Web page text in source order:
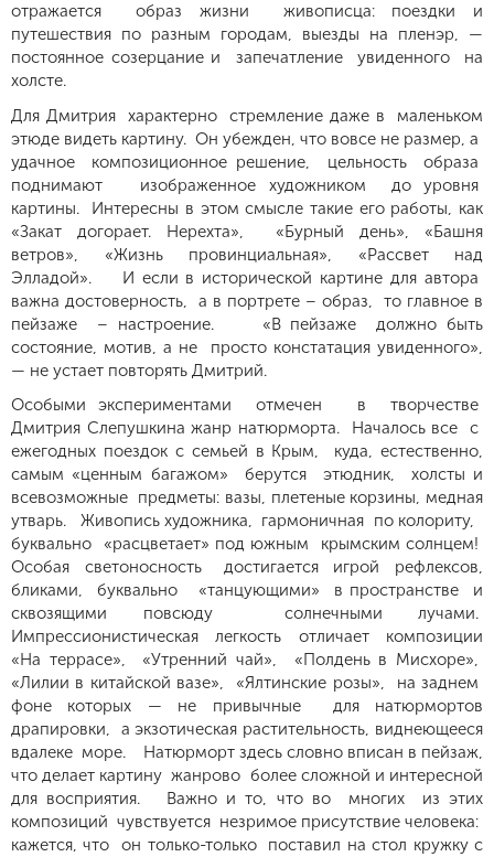
отражается образ жизни живописца: поездки и
путешествия по разным городам, выезды на пленэр, —
постоянное созерцание и запечатление увиденного на
холсте.
Для Дмитрия характерно стремление даже в маленьком
этюде видеть картину. Он убежден, что вовсе не размер, а
удачное композиционное решение, цельность образа
поднимают изображенное художником до уровня
картины. Интересны в этом смысле такие его работы, как
«Закат догорает. Нерехта», «Бурный день», «Башня
ветров», «Жизнь провинциальная», «Рассвет над
Элладой». И если в исторической картине для автора
важна достоверность, а в портрете – образ, то главное в
пейзаже – настроение. «В пейзаже должно быть
состояние, мотив, а не просто констатация увиденного»,
— не устает повторять Дмитрий.
Особыми экспериментами отмечен в творчестве
Дмитрия Слепушкина жанр натюрморта. Началось все с
ежегодных поездок с семьей в Крым, куда, естественно,
самым «ценным багажом» берутся этюдник, холсты и
всевозможные предметы: вазы, плетеные корзины, медная
утварь. Живопись художника, гармоничная по колориту,
буквально «расцветает» под южным крымским солнцем!
Особая светоносность достигается игрой рефлексов,
бликами, буквально «танцующими» в пространстве и
сквозящими повсюду солнечными лучами.
Импрессионистическая легкость отличает композиции
«На террасе», «Утренний чай», «Полдень в Мисхоре»,
«Лилии в китайской вазе», «Ялтинские розы», на заднем
фоне которых — не привычные для натюрмортов
драпировки, а экзотическая растительность, виднеющееся
вдалеке море. Натюрморт здесь словно вписан в пейзаж,
что делает картину жанрово более сложной и интересной
для восприятия. Важно и то, что во многих из этих
композиций чувствуется незримое присутствие человека:
кажется, что он только-только поставил на стол кружку с